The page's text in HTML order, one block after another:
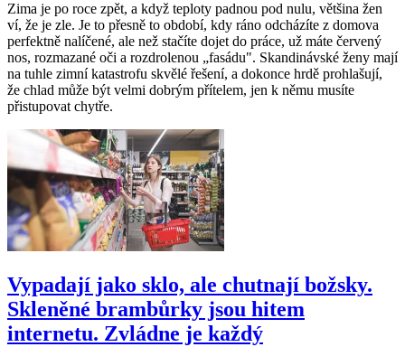
Zima je po roce zpět, a když teploty padnou pod nulu, většina žen
ví, že je zle. Je to přesně to období, kdy ráno odcházíte z domova
perfektně nalíčené, ale než stačíte dojet do práce, už máte červený
nos, rozmazané oči a rozdrolenou „fasádu". Skandinávské ženy mají
na tuhle zimní katastrofu skvělé řešení, a dokonce hrdě prohlašují,
že chlad může být velmi dobrým přítelem, jen k němu musíte
přistupovat chytře.
Vypadají jako sklo, ale chutnají božsky.
Skleněné brambůrky jsou hitem
internetu. Zvládne je každý